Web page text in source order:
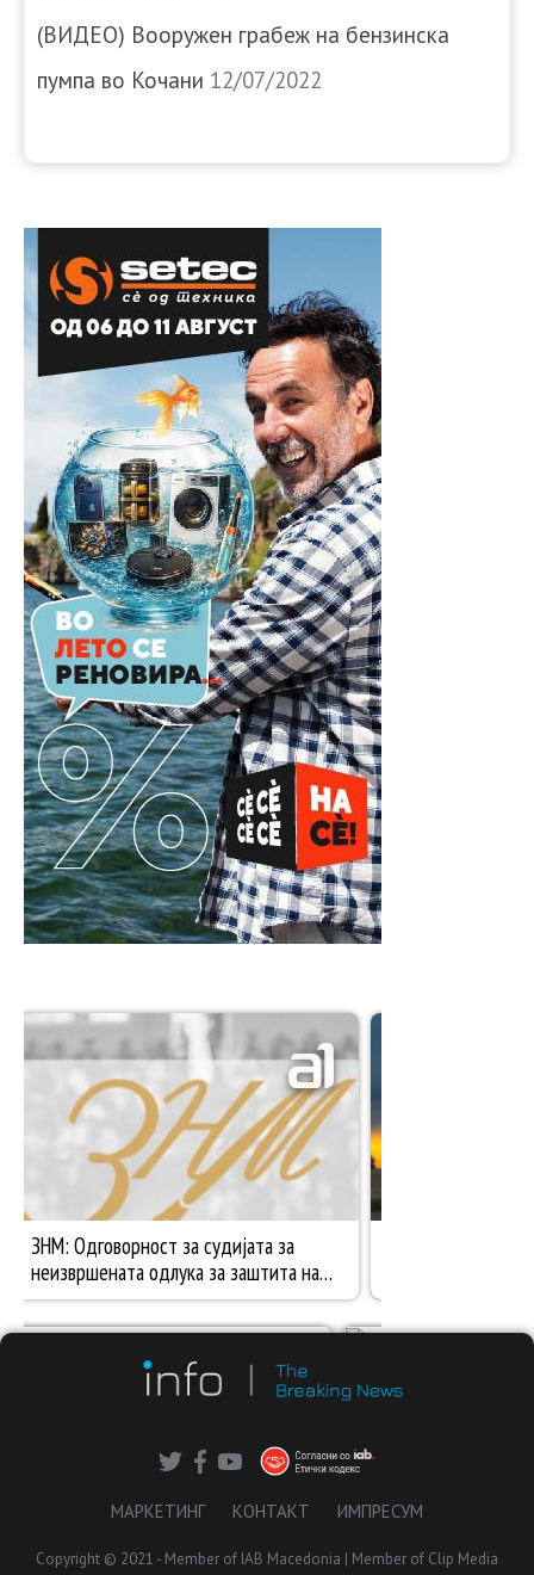
(ВИДЕО) Вооружен грабеж на бензинска
пумпа во Кочани 12/07/2022
МАРКЕТИНГ КОНТАКТ ИМПРЕСУМ
Copyright © 2021 - Member of IAB Macedonia | Member of Clip Media